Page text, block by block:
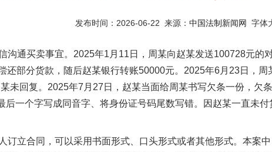
发布时间：2026-06-22 来源： 中国法制新闻网 字体
通买卖事宜。2025年1月11日，周某向赵某发送100728元的对
还部分货款，随后赵某银行转账50000元。2025年6月23日，周
未回复。2025年7月27日，赵某当面给周某书写欠条一份，欠
一个字写成同音字、将身份证号码尾数写错。因赵某一直未付
立合同，可以采用书面形式、口头形式或者其他形式。本案
“神药”背后的真相